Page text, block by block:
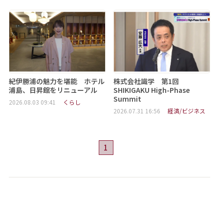
紀伊勝浦の魅力を堪能 ホテル
浦島、日昇館をリニューアル
2026.08.03 09:41 くらし
株式会社識学 第1回
SHIKIGAKU High-Phase
Summit
2026.07.31 16:56 経済/ビジネス
1